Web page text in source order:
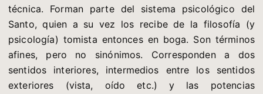
técnica. Forman parte del sistema psicológico del
Santo, quien a su vez los recibe de la filosofía (y
psicología) tomista entonces en boga. Son términos
afines, pero no sinónimos. Corresponden a dos
sentidos interiores, intermedios entre los sentidos
exteriores (vista, oído etc.) y las potencias